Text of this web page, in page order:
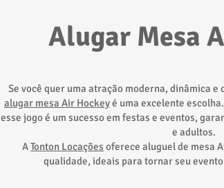
Alugar Mesa
Se você quer uma atração moderna, dinâmica e
alugar mesa Air Hockeyé uma excelente
esse jogo é um sucesso em festas e eventos,
e adultos.
ATonton Locações oferece aluguel de mesa
qualidade, ideais para tornar seu